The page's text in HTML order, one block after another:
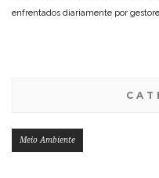
enfrentados diariamente por
Meio Ambiente